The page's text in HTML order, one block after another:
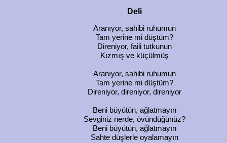
Deli
Aranıyor, sahibi ruhumun
Tam yerine mi düştüm?
Direniyor, faili tutkunun
Kızmış ve küçülmüş
Aranıyor, sahibi ruhumun
Tam yerine mi düştüm?
Direniyor, direniyor, direniyor
Beni büyütün, ağlatmayın
Sevginiz nerde, övündüğünüz?
Beni büyütün, ağlatmayın
Sahte düşlerle oyalamayın